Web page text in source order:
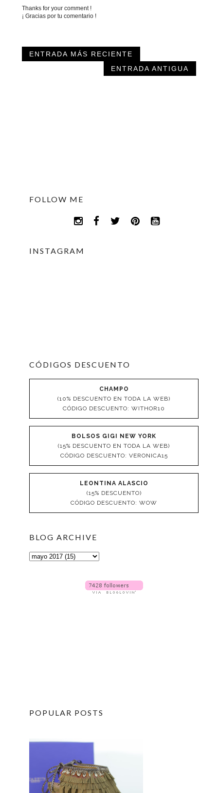
Thanks for your comment !
¡ Gracias por tu comentario !
ENTRADA MÁS RECIENTE
ENTRADA ANTIGUA
FOLLOW ME
INSTAGRAM
CÓDIGOS DESCUENTO
CHAMPO
(10% DESCUENTO EN TODA LA WEB)
CÓDIGO DESCUENTO: WITHOR10
BOLSOS GIGI NEW YORK
(15% DESCUENTO EN TODA LA WEB)
CÓDIGO DESCUENTO: VERONICA15
LEONTINA ALASCIO
(15% DESCUENTO)
CÓDIGO DESCUENTO: WOW
BLOG ARCHIVE
POPULAR POSTS